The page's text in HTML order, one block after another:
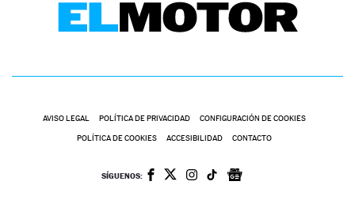
AVISO LEGAL POLÍTICA DE PRIVACIDAD CONFIGURACIÓN DE COOKIES
POLÍTICA DE COOKIES ACCESIBILIDAD CONTACTO
SÍGUENOS: